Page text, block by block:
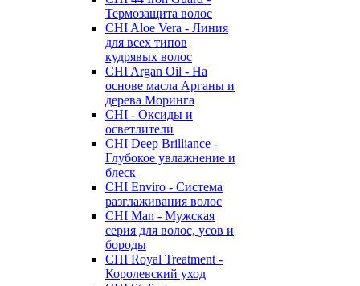
Термозащита волос
CHI Aloe Vera - Линия
для всех типов
кудрявых волос
CHI Argan Oil - На
основе масла Арганы и
дерева Моринга
CHI - Оксиды и
осветлители
CHI Deep Brilliance -
Глубокое увлажнение и
блеск
CHI Enviro - Система
разглаживания волос
CHI Man - Мужская
серия для волос, усов и
бороды
CHI Royal Treatment -
Королевский уход